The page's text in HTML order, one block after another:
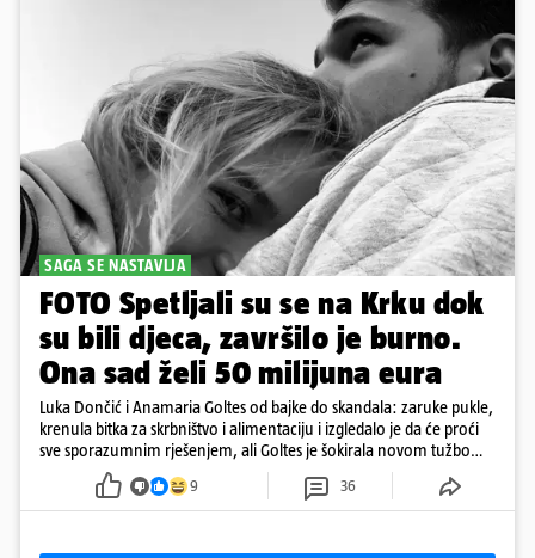
SAGA SE NASTAVLJA
FOTO Spetljali su se na Krku dok
su bili djeca, završilo je burno.
Ona sad želi 50 milijuna eura
Luka Dončić i Anamaria Goltes od bajke do skandala: zaruke pukle,
krenula bitka za skrbništvo i alimentaciju i izgledalo je da će proći
sve sporazumnim rješenjem, ali Goltes je šokirala novom tužbom
u Sloveniji
9 36